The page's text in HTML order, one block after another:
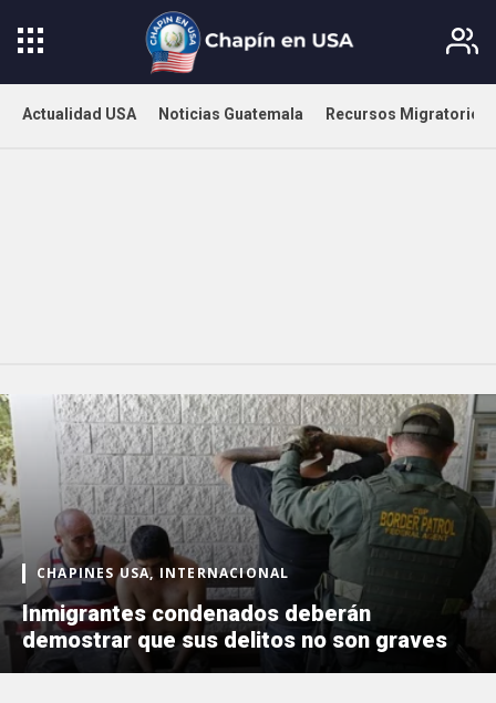
Actualidad USA Noticias Guatemala Recursos Migratorios
CHAPINES USA, INTERNACIONAL
Inmigrantes condenados deberán
demostrar que sus delitos no son graves